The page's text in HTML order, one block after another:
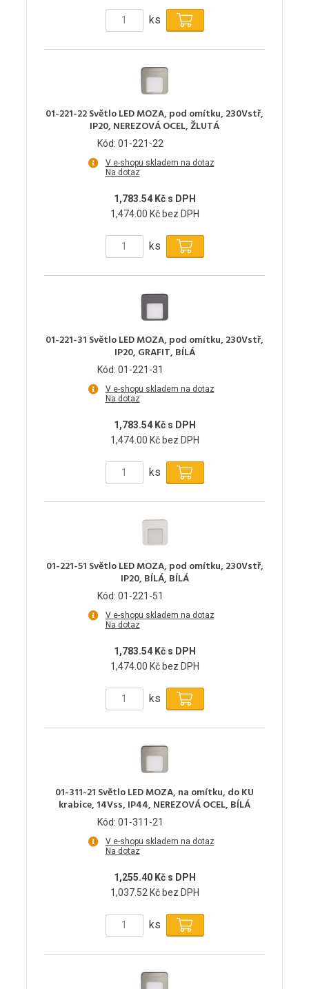
ks
01-221-22 Světlo LED MOZA, pod omítku, 230Vstř,
IP20, NEREZOVÁ OCEL, ŽLUTÁ
Kód: 01-221-22
V e-shopu skladem na dotaz
Na dotaz
1,783.54 Kč s DPH
1,474.00 Kč bez DPH
ks
01-221-31 Světlo LED MOZA, pod omítku, 230Vstř,
IP20, GRAFIT, BÍLÁ
Kód: 01-221-31
V e-shopu skladem na dotaz
Na dotaz
1,783.54 Kč s DPH
1,474.00 Kč bez DPH
ks
01-221-51 Světlo LED MOZA, pod omítku, 230Vstř,
IP20, BÍLÁ, BÍLÁ
Kód: 01-221-51
V e-shopu skladem na dotaz
Na dotaz
1,783.54 Kč s DPH
1,474.00 Kč bez DPH
ks
01-311-21 Světlo LED MOZA, na omítku, do KU
krabice, 14Vss, IP44, NEREZOVÁ OCEL, BÍLÁ
Kód: 01-311-21
V e-shopu skladem na dotaz
Na dotaz
1,255.40 Kč s DPH
1,037.52 Kč bez DPH
ks